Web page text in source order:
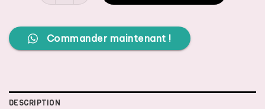
Commander maintenant !
DESCRIPTION